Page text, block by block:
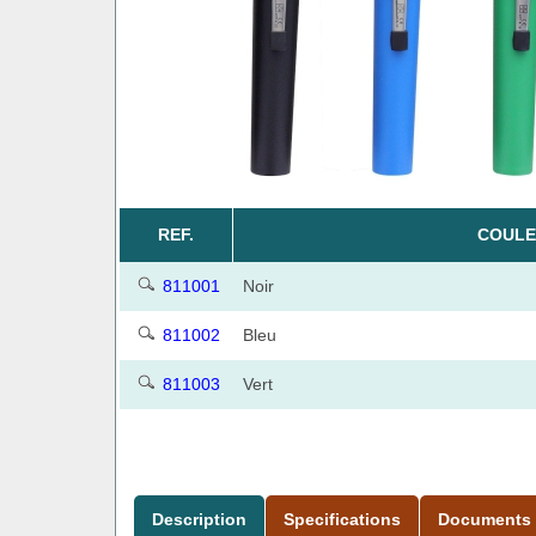
REF.
811001 Noir
811002 Bleu
811003 Vert
Description Specifications Documents